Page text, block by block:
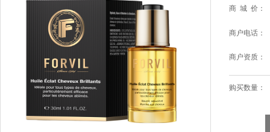
商 城 价：
商户电话：
商户资质：
购买数量：